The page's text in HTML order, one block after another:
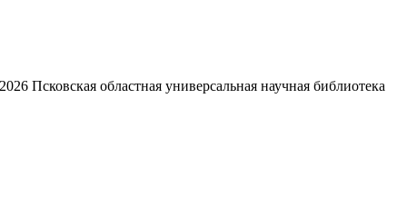
2026 Псковская областная универсальная научная библиотека